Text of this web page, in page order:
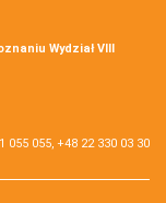
Wydział VIII
055, +48 22 330 03 30